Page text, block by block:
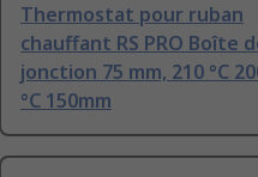
Thermostat pour ruban
chauffant RS PRO Boîte
jonction 75 mm, 210 °C
°C 150mm